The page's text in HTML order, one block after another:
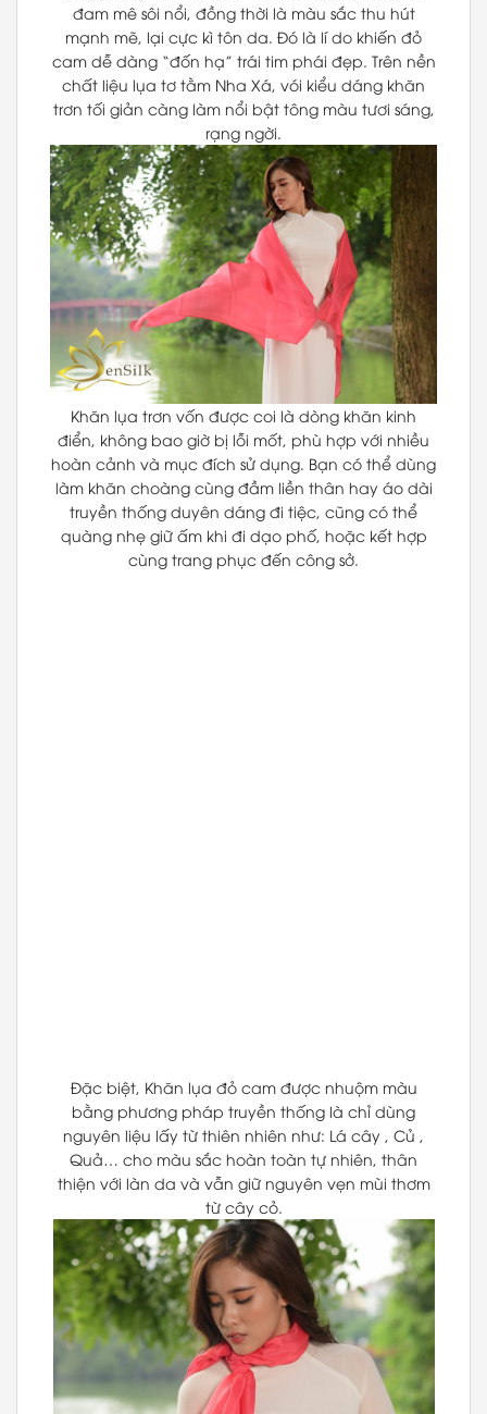
đam mê sôi nổi, đồng thời là màu sắc thu hút
mạnh mẽ, lại cực kì tôn da. Đó là lí do khiến đỏ
cam dễ dàng “đốn hạ” trái tim phái đẹp. Trên nền
chất liệu lụa tơ tằm Nha Xá, vói kiểu dáng khăn
trơn tối giản càng làm nổi bật tông màu tươi sáng,
rạng ngời.
Khăn lụa trơn vốn được coi là dòng khăn kinh
điển, không bao giờ bị lỗi mốt, phù hợp với nhiều
hoàn cảnh và mục đích sử dụng. Bạn có thể dùng
làm khăn choàng cùng đầm liền thân hay áo dài
truyền thống duyên dáng đi tiệc, cũng có thể
quàng nhẹ giữ ấm khi đi dạo phố, hoặc kết hợp
cùng trang phục đến công sở.
Đặc biệt, Khăn lụa đỏ cam được nhuộm màu
bằng phương pháp truyền thống là chỉ dùng
nguyên liệu lấy từ thiên nhiên như: Lá cây , Củ ,
Quả… cho màu sắc hoàn toàn tự nhiên, thân
thiện với làn da và vẫn giữ nguyên vẹn mùi thơm
từ cây cỏ.